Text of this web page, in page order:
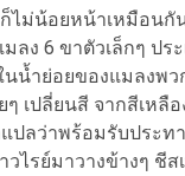
ไม่น้อยหน้าเหมือนกั
มลง 6 ขาตัวเล็กๆ ประ
นน้ำย่อยของแมลงพ
เปลี่ยนสี จากสีเหลือ
ปลว่าพร้อมรับประ
วไรย์มาวางข้างๆ ชีส